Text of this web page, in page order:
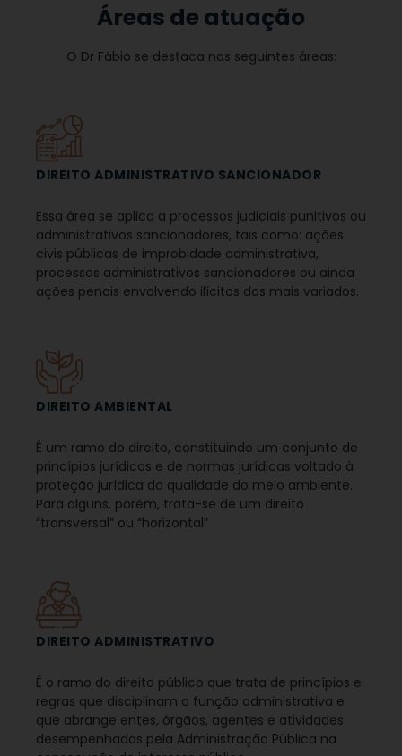
Áreas de atuação
O Dr Fábio se destaca nas seguintes áreas:
DIREITO ADMINISTRATIVO SANCIONADOR
Essa área se aplica a processos judiciais punitivos ou
administrativos sancionadores, tais como: ações
civis públicas de improbidade administrativa,
processos administrativos sancionadores ou ainda
ações penais envolvendo ilícitos dos mais variados.
DIREITO AMBIENTAL
É um ramo do direito, constituindo um conjunto de
princípios jurídicos e de normas jurídicas voltado à
proteção jurídica da qualidade do meio ambiente.
Para alguns, porém, trata-se de um direito
“transversal” ou “horizontal”
DIREITO ADMINISTRATIVO
É o ramo do direito público que trata de princípios e
regras que disciplinam a função administrativa e
que abrange entes, órgãos, agentes e atividades
desempenhadas pela Administração Pública na